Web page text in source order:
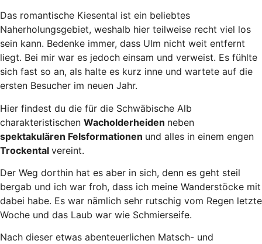
Das romantische Kiesental ist ein beliebtes
Naherholungsgebiet, weshalb hier teilweise recht viel los
sein kann. Bedenke immer, dass Ulm nicht weit entfernt
liegt. Bei mir war es jedoch einsam und verweist. Es fühlte
sich fast so an, als halte es kurz inne und wartete auf die
ersten Besucher im neuen Jahr.
Hier findest du die für die Schwäbische Alb
charakteristischen Wacholderheiden neben
spektakulären Felsformationen und alles in einem engen
Trockental vereint.
Der Weg dorthin hat es aber in sich, denn es geht steil
bergab und ich war froh, dass ich meine Wanderstöcke mit
dabei habe. Es war nämlich sehr rutschig vom Regen letzte
Woche und das Laub war wie Schmierseife.
Nach dieser etwas abenteuerlichen Matsch- und